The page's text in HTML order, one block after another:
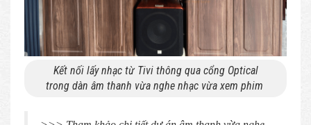
Kết nối lấy nhạc từ Tivi thông qua cổng Optical
trong dàn âm thanh vừa nghe nhạc vừa xem phim